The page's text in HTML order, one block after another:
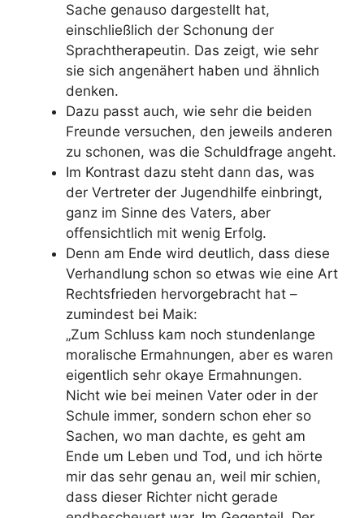
Sache genauso dargestellt hat,
einschließlich der Schonung der
Sprachtherapeutin. Das zeigt, wie sehr
sie sich angenähert haben und ähnlich
denken.
Dazu passt auch, wie sehr die beiden
Freunde versuchen, den jeweils anderen
zu schonen, was die Schuldfrage angeht.
Im Kontrast dazu steht dann das, was
der Vertreter der Jugendhilfe einbringt,
ganz im Sinne des Vaters, aber
offensichtlich mit wenig Erfolg.
Denn am Ende wird deutlich, dass diese
Verhandlung schon so etwas wie eine Art
Rechtsfrieden hervorgebracht hat –
zumindest bei Maik:
„Zum Schluss kam noch stundenlange
moralische Ermahnungen, aber es waren
eigentlich sehr okaye Ermahnungen.
Nicht wie bei meinen Vater oder in der
Schule immer, sondern schon eher so
Sachen, wo man dachte, es geht am
Ende um Leben und Tod, und ich hörte
mir das sehr genau an, weil mir schien,
dass dieser Richter nicht gerade